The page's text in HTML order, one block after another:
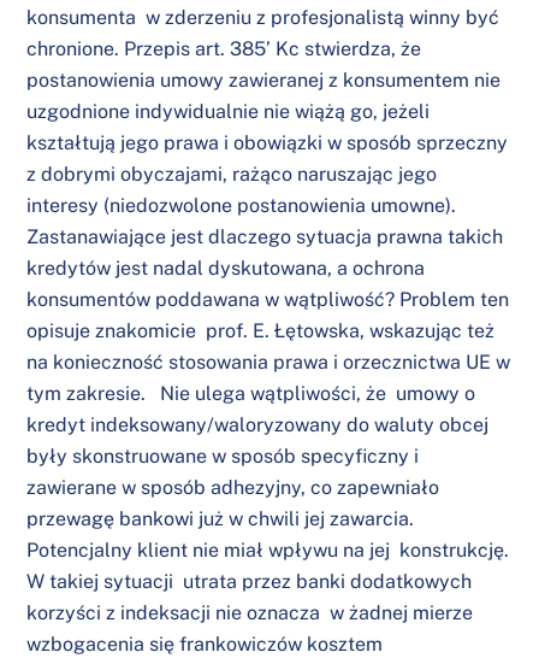
konsumenta w zderzeniu z profesjonalistą winny być
chronione. Przepis art. 385’ Kc stwierdza, że
postanowienia umowy zawieranej z konsumentem nie
uzgodnione indywidualnie nie wiążą go, jeżeli
kształtują jego prawa i obowiązki w sposób sprzeczny
z dobrymi obyczajami, rażąco naruszając jego
interesy (niedozwolone postanowienia umowne).
Zastanawiające jest dlaczego sytuacja prawna takich
kredytów jest nadal dyskutowana, a ochrona
konsumentów poddawana w wątpliwość? Problem ten
opisuje znakomicie prof. E. Łętowska, wskazując też
na konieczność stosowania prawa i orzecznictwa UE w
tym zakresie. Nie ulega wątpliwości, że umowy o
kredyt indeksowany/waloryzowany do waluty obcej
były skonstruowane w sposób specyficzny i
zawierane w sposób adhezyjny, co zapewniało
przewagę bankowi już w chwili jej zawarcia.
Potencjalny klient nie miał wpływu na jej konstrukcję.
W takiej sytuacji utrata przez banki dodatkowych
korzyści z indeksacji nie oznacza w żadnej mierze
wzbogacenia się frankowiczów kosztem